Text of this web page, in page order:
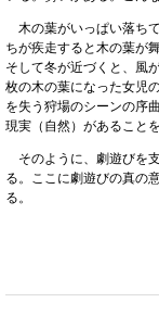
木の葉がいっぱい落ち
ちが疾走すると木の葉が
そして冬が近づくと、風
枚の木の葉になった女児
を失う狩場のシーンの序
現実（自然）があること
そのように、劇遊びを
る。ここに劇遊びの真の
る。